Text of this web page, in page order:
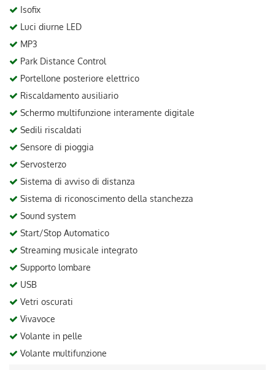
Isofix
Luci diurne LED
MP3
Park Distance Control
Portellone posteriore elettrico
Riscaldamento ausiliario
Schermo multifunzione interamente digitale
Sedili riscaldati
Sensore di pioggia
Servosterzo
Sistema di avviso di distanza
Sistema di riconoscimento della stanchezza
Sound system
Start/Stop Automatico
Streaming musicale integrato
Supporto lombare
USB
Vetri oscurati
Vivavoce
Volante in pelle
Volante multifunzione